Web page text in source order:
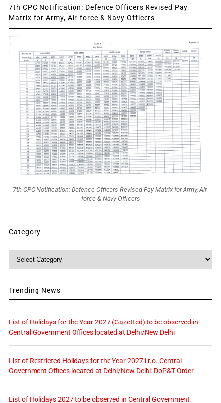
7th CPC Notification: Defence Officers Revised Pay
Matrix for Army, Air-force & Navy Officers
7th CPC Notification: Defence Officers Revised Pay Matrix for Army, Air-
force & Navy Officers
Category
Trending News
List of Holidays for the Year 2027 (Gazetted) to be observed in
Central Government Offices located at Delhi/New Delhi
List of Restricted Holidays for the Year 2027 i.r.o. Central
Government Offices located at Delhi/New Delhi: DoP&T Order
List of Holidays 2027 to be observed in Central Government